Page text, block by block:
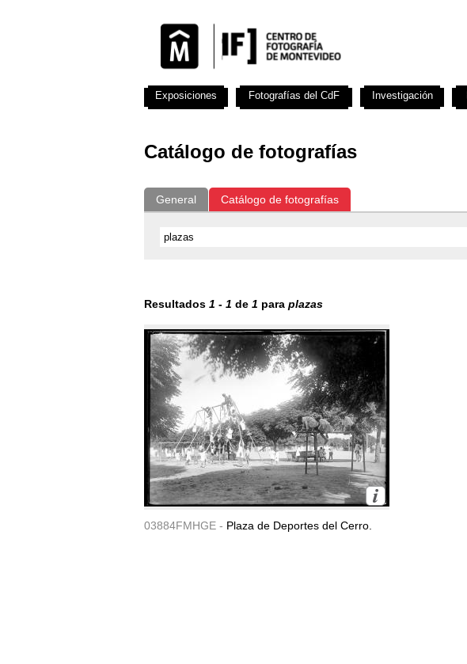
Catálogo de fotografías
General Catálogo de fotografías
Resultados 1 - 1 de 1 para plazas
03884FMHGE - Plaza de Deportes del Cerro.
Exposiciones Fotografías del CdF Investigación